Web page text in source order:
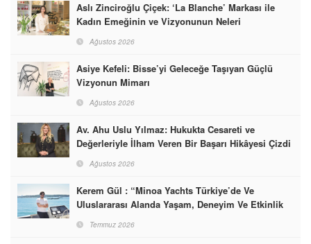
Aslı Zinciroğlu Çiçek: ‘La Blanche’ Markası ile
Kadın Emeğinin ve Vizyonunun Neleri
Başarabileceğinin En Güzel Örneğini Sunuyor
Ağustos 2026
Asiye Kefeli: Bisse’yi Geleceğe Taşıyan Güçlü
Vizyonun Mimarı
Ağustos 2026
Av. Ahu Uslu Yılmaz: Hukukta Cesareti ve
Değerleriyle İlham Veren Bir Başarı Hikâyesi Çizdi
Ağustos 2026
Kerem Gül : “Minoa Yachts Türkiye’de Ve
Uluslararası Alanda Yaşam, Deneyim Ve Etkinlik
Markası Olacak”
Temmuz 2026